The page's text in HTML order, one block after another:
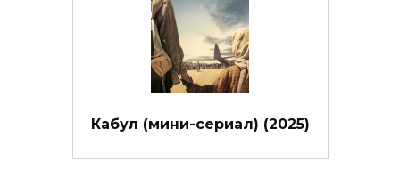
Кабул (мини-сериал) (2025)